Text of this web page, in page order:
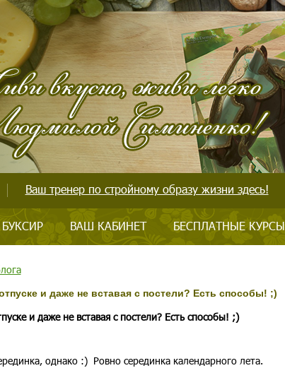
Ваш тренер по стройному образу жизни здесь!
БУКСИР ВАШ КАБИНЕТ БЕСПЛАТНЫЕ КУРСЫ
и даже не вставая с постели? Есть способы! ;)
и даже не вставая с постели? Есть способы! ;)
однако :) Ровно серединка календарного лета.